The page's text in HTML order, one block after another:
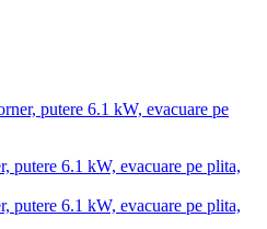
putere 6.1 kW, evacuare pe